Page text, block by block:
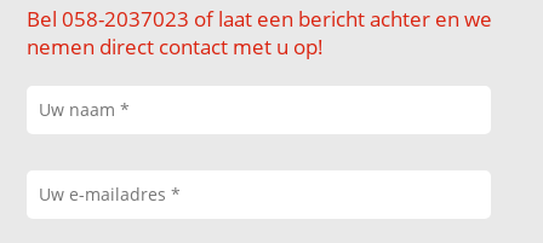
Bel 058-2037023 of laat een bericht achter en we
nemen direct contact met u op!